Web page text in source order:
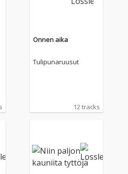
Onnen aika
Tulipunaruusut
12 tracks